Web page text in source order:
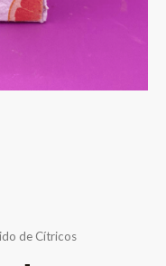
de Cítricos